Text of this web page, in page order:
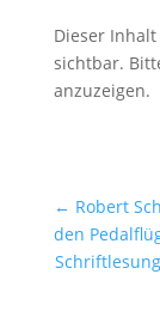
Dieser
sichtbar.
anzuzeigen.
← Robert
den